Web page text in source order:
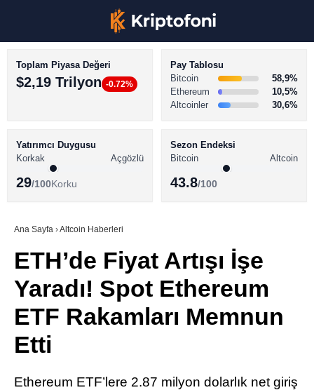
Youtube
TikTok
BİTCOİN HABERLERİ
ALTCOİN HABERLERİ
SÖZLÜK
Toplam Piyasa Değeri
$2,19 Trilyon -0.72%
Pay Tablosu
Bitcoin
58,9%
Ethereum
10,5%
Altcoinler
30,6%
Yatırımcı Duygusu
Korkak
Açgözlü
29/100Korku
Sezon Endeksi
Bitcoin
Altcoin
43.8/100
Ana Sayfa ›Altcoin Haberleri
ETH’de Fiyat Artışı İşe
Yaradı! Spot Ethereum
ETF Rakamları Memnun
Etti
Ethereum ETF’lere 2.87 milyon dolarlık net giriş